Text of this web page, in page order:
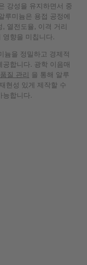
강성을 유지하면서 중
루미늄은 용접 공정에
열전도율, 이격 거리
향을 미칩니다.
늄을 정밀하고 경제적
합니다. 광학 이음매
질 관리 을 통해 알루
현성 있게 제작할 수
합니다.